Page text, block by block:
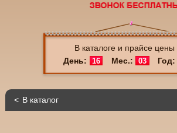
В каталоге и прайсе цены
День:
16 Мес.: 03 Год:
В каталог